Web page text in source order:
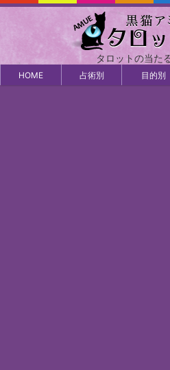
タロットの当た
HOME 占術別 目的別